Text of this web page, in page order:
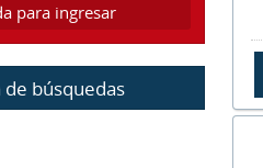
para ingresar
búsquedas